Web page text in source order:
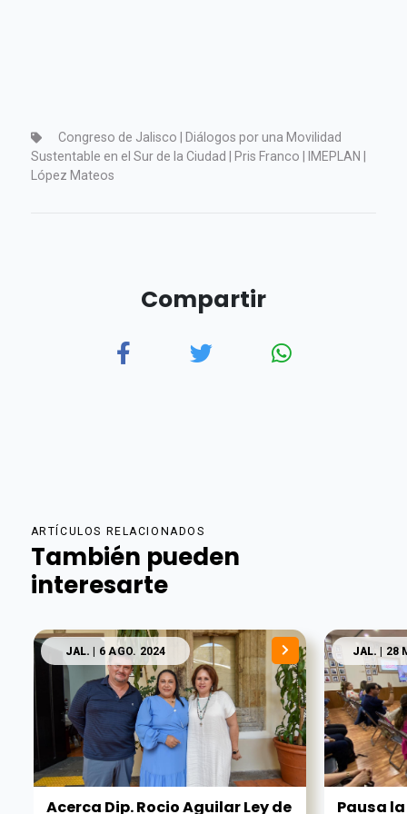
Congreso de Jalisco | Diálogos por una Movilidad
Sustentable en el Sur de la Ciudad | Pris Franco | IMEPLAN |
López Mateos
Compartir
ARTÍCULOS RELACIONADOS
También pueden
interesarte
JAL. | 6 AGO. 2024
Acerca Dip. Rocio Aguilar Ley de
JAL. | 28
Pausa